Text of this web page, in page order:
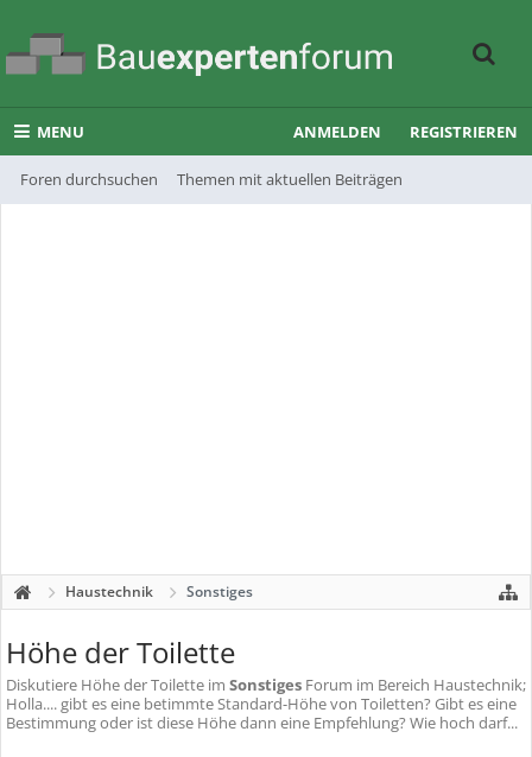
MENU
Foren durchsuchen Themen mit aktuellen Beiträgen
ANMELDEN REGISTRIEREN
Haustechnik Sonstiges
Höhe der Toilette
Diskutiere Höhe der Toilette im Sonstiges Forum im Bereich Haustechnik;
Holla.... gibt es eine betimmte Standard-Höhe von Toiletten? Gibt es eine
Bestimmung oder ist diese Höhe dann eine Empfehlung? Wie hoch darf...